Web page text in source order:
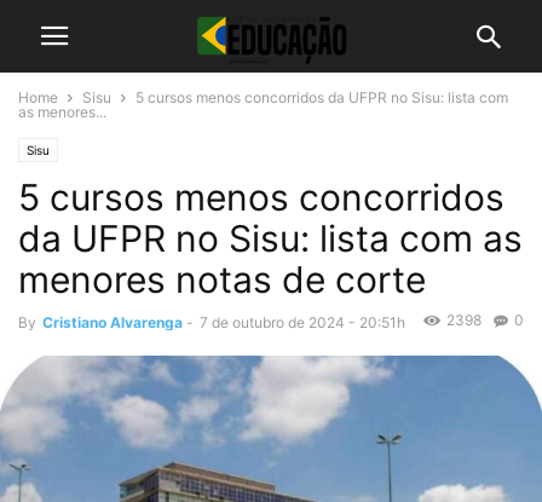
Home Sisu
5 cursos menos concorridos da UFPR no Sisu: lista com
as menores...
Sisu
5 cursos menos concorridos
da UFPR no Sisu: lista com as
menores notas de corte
By Cristiano Alvarenga - 7 de outubro de 2024 - 20:51h 0
2398